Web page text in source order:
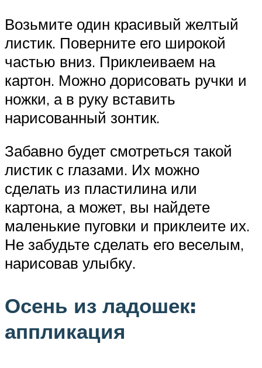
Возьмите один красивый желтый
листик. Поверните его широкой
частью вниз. Приклеиваем на
картон. Можно дорисовать ручки и
ножки, а в руку вставить
нарисованный зонтик.
Забавно будет смотреться такой
листик с глазами. Их можно
сделать из пластилина или
картона, а может, вы найдете
маленькие пуговки и приклеите их.
Не забудьте сделать его веселым,
нарисовав улыбку.
Осень из ладошек:
аппликация